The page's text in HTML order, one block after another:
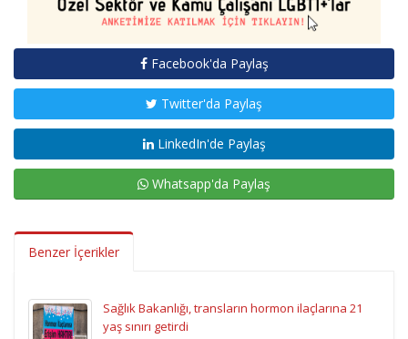
Facebook'da Paylaş
Twitter'da Paylaş
LinkedIn'de Paylaş
Whatsapp'da Paylaş
Benzer İçerikler
Sağlık Bakanlığı, transların hormon ilaçlarına 21
yaş sınırı getirdi